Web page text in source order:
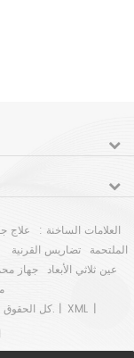
العلامات الساخنة : علاج
الملتحمة
تضاريس القرنية
عين ثلاثي الأبعاد جهاز
حقوق النشر © 2026 ZD Medical Inc.. كل الحقوق محفوظة. | XML |